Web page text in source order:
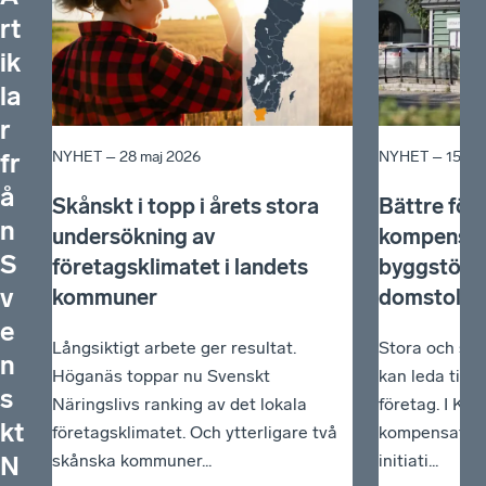
rt
ik
la
r
fr
å
n
S
v
e
n
s
kt
N
NYHET –28 maj 2026
Skånskt i topp i årets stora
undersökning av
företagsklimatet i landets
kommuner
Långsiktigt arbete ger resultat.
Höganäs toppar nu Svenskt
Näringslivs ranking av det lokala
företagsklimatet. Och ytterligare två
skånska kommuner...
NYHET –15
Bättre för
byggstök
domstol
Stora och
kan leda till
företag. I
initiati...